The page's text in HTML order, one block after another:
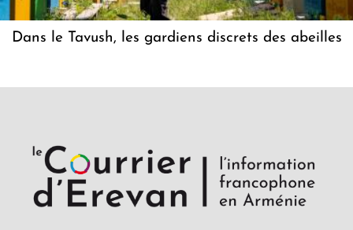
Dans le Tavush, les gardiens discrets des abeilles